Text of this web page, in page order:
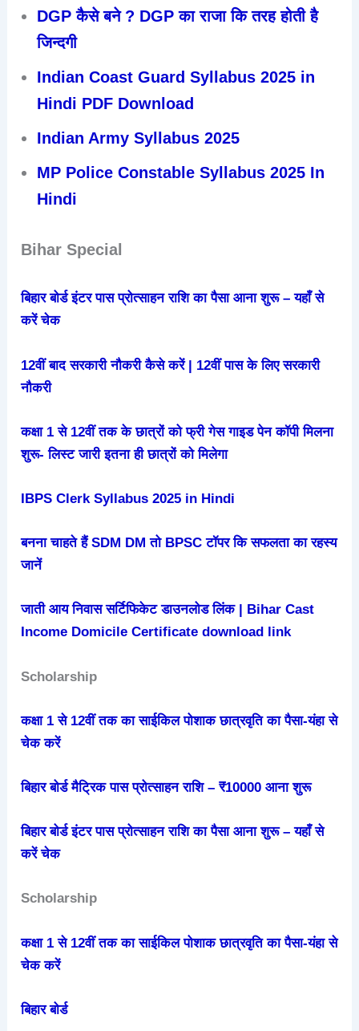
DGP कैसे बने ? DGP का राजा कि तरह होती है
जिन्दगी
Indian Coast Guard Syllabus 2025 in
Hindi PDF Download
Indian Army Syllabus 2025
MP Police Constable Syllabus 2025 In
Hindi
Bihar Special
बिहार बोर्ड इंटर पास प्रोत्साहन राशि का पैसा आना शुरू – यहाँ से
करें चेक
12वीं बाद सरकारी नौकरी कैसे करें | 12वीं पास के लिए सरकारी
नौकरी
कक्षा 1 से 12वीं तक के छात्रों को फ्री गेस गाइड पेन कॉपी मिलना
शुरू- लिस्ट जारी इतना ही छात्रों को मिलेगा
IBPS Clerk Syllabus 2025 in Hindi
बनना चाहते हैं SDM DM तो BPSC टॉपर कि सफलता का रहस्य
जानें
जाती आय निवास सर्टिफिकेट डाउनलोड लिंक | Bihar Cast
Income Domicile Certificate download link
Scholarship
कक्षा 1 से 12वीं तक का साईकिल पोशाक छात्रवृति का पैसा-यंहा से
चेक करें
बिहार बोर्ड मैट्रिक पास प्रोत्साहन राशि – ₹10000 आना शुरू
बिहार बोर्ड इंटर पास प्रोत्साहन राशि का पैसा आना शुरू – यहाँ से
करें चेक
Scholarship
कक्षा 1 से 12वीं तक का साईकिल पोशाक छात्रवृति का पैसा-यंहा से
चेक करें
बिहार बोर्ड